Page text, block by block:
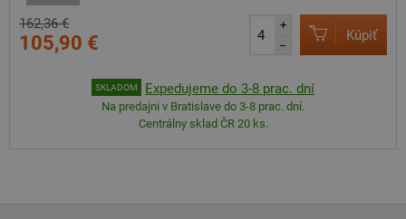
162,36 €
105,90 €
+
–
Kúpiť
SKLADOM Expedujeme do 3-8 prac. dní
Na predajni v Bratislave do 3-8 prac. dní.
Centrálny sklad ČR 20 ks.